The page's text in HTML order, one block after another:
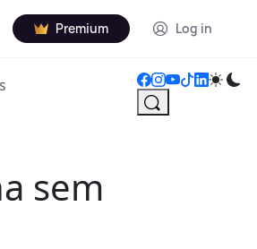
Premium Log in
sem